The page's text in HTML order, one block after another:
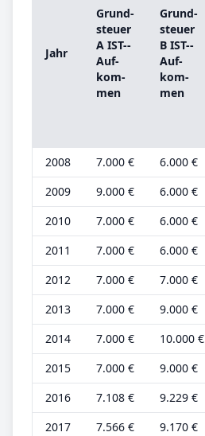
Jahr
Grund­
steu­er
A IST-­
Auf­
kom­
men
Grund­
steu­er
B IST-­
Auf­
kom­
men
2008 7.000 € 6.000 €
2009
9.000 € 6.000 €
2010
7.000 € 6.000 €
2011
7.000 € 6.000 €
2012
7.000 € 7.000 €
2013
7.000 € 9.000 €
2014
7.000 € 10.000 €
2015
7.000 € 9.000 €
2016
7.108 € 9.229 €
2017
7.566 € 9.170 €